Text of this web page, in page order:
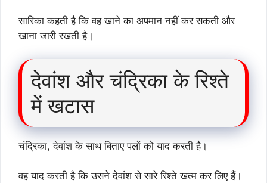
सारिका कहती है कि वह खाने का अपमान नहीं कर सकती और
खाना जारी रखती है।
देवांश और चंद्रिका के रिश्ते
में खटास
चंद्रिका, देवांश के साथ बिताए पलों को याद करती है।
वह याद करती है कि उसने देवांश से सारे रिश्ते खत्म कर लिए हैं।